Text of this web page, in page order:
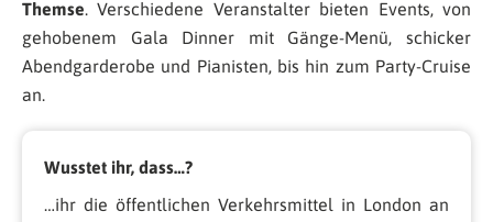
Themse. Verschiedene Veranstalter bieten Events, von
gehobenem Gala Dinner mit Gänge-Menü, schicker
Abendgarderobe und Pianisten, bis hin zum Party-Cruise
an.
Wusstet ihr, dass…?
…ihr die öffentlichen Verkehrsmittel in London an